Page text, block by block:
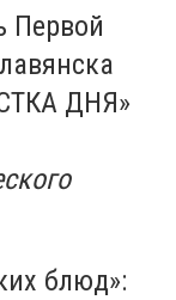
Первой
ДНЯ»
блюд»: